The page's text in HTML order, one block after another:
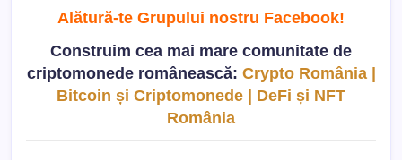
Alătură-te Grupului nostru Facebook!
Construim cea mai mare comunitate de
criptomonede românească: Crypto România |
Bitcoin și Criptomonede | DeFi și NFT
România